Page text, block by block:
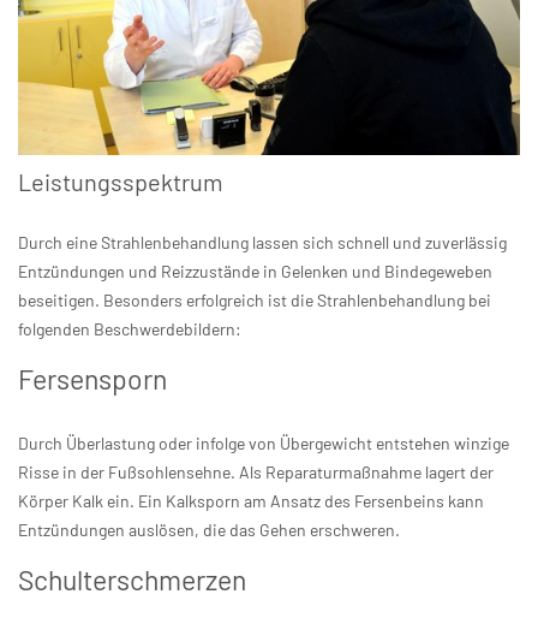
Leistungsspektrum
Durch eine Strahlenbehandlung lassen sich schnell und zuverlässig
Entzündungen und Reizzustände in Gelenken und Bindegeweben
beseitigen. Besonders erfolgreich ist die Strahlenbehandlung bei
folgenden Beschwerdebildern:
Fersensporn
Durch Überlastung oder infolge von Übergewicht entstehen winzige
Risse in der Fußsohlensehne. Als Reparaturmaßnahme lagert der
Körper Kalk ein. Ein Kalksporn am Ansatz des Fersenbeins kann
Entzündungen auslösen, die das Gehen erschweren.
Schulterschmerzen